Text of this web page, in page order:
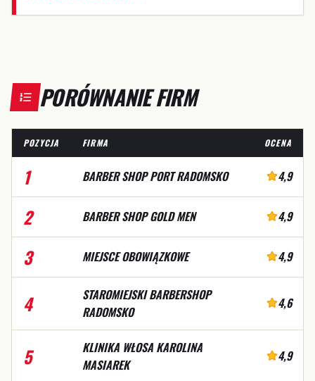
PORÓWNANIE FIRM
POZYCJA FIRMA OCENA
1 BARBER SHOP PORT RADOMSKO 4,9
2 BARBER SHOP GOLD MEN 4,9
3 MIEJSCE OBOWIĄZKOWE 4,9
4
STAROMIEJSKI BARBERSHOP
RADOMSKO
4,6
5
KLINIKA WŁOSA KAROLINA
MASIAREK
4,9